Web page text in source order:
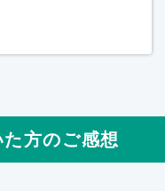
方のご感想